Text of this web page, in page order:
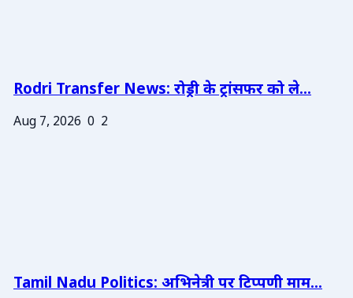
Rodri Transfer News: रोड्री के ट्रांसफर को ले...
Aug 7, 2026 0 2
Tamil Nadu Politics: अभिनेत्री पर टिप्पणी माम...